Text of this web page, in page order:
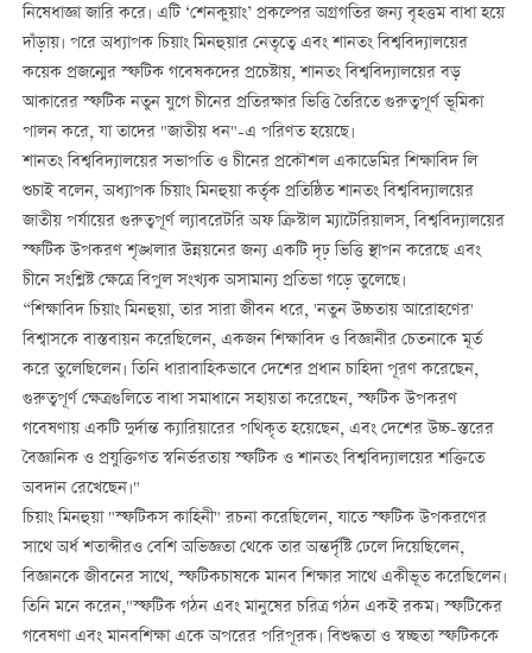
নিষেধাজ্ঞা জারি করে। এটি ‘শেনকুয়াং’ প্রকল্পের অগ্রগতির জন্য বৃহত্তম বাধা হয়ে
দাঁড়ায়। পরে অধ্যাপক চিয়াং মিনহুয়ার নেতৃত্বে এবং শানতং বিশ্ববিদ্যালয়ের
কয়েক প্রজন্মের স্ফটিক গবেষকদের প্রচেষ্টায়, শানতং বিশ্ববিদ্যালয়ের বড়
আকারের স্ফটিক নতুন যুগে চীনের প্রতিরক্ষার ভিত্তি তৈরিতে গুরুত্বপূর্ণ ভূমিকা
পালন করে, যা তাদের "জাতীয় ধন"-এ পরিণত হয়েছে।
শানতং বিশ্ববিদ্যালয়ের সভাপতি ও চীনের প্রকৌশল একাডেমির শিক্ষাবিদ লি
শুচাই বলেন, অধ্যাপক চিয়াং মিনহুয়া কর্তৃক প্রতিষ্ঠিত শানতং বিশ্ববিদ্যালয়ের
জাতীয় পর্যায়ের গুরুত্বপূর্ণ ল্যাবরেটরি অফ ক্রিস্টাল ম্যাটেরিয়ালস, বিশ্ববিদ্যালয়ের
স্ফটিক উপকরণ শৃঙ্খলার উন্নয়নের জন্য একটি দৃঢ় ভিত্তি স্থাপন করেছে এবং
চীনে সংশ্লিষ্ট ক্ষেত্রে বিপুল সংখ্যক অসামান্য প্রতিভা গড়ে তুলেছে।
“শিক্ষাবিদ চিয়াং মিনহুয়া, তার সারা জীবন ধরে, 'নতুন উচ্চতায় আরোহণের'
বিশ্বাসকে বাস্তবায়ন করেছিলেন, একজন শিক্ষাবিদ ও বিজ্ঞানীর চেতনাকে মূর্ত
করে তুলেছিলেন। তিনি ধারাবাহিকভাবে দেশের প্রধান চাহিদা পূরণ করেছেন,
গুরুত্বপূর্ণ ক্ষেত্রগুলিতে বাধা সমাধানে সহায়তা করেছেন, স্ফটিক উপকরণ
গবেষণায় একটি দুর্দান্ত ক্যারিয়ারের পথিকৃত হয়েছেন, এবং দেশের উচ্চ-স্তরের
বৈজ্ঞানিক ও প্রযুক্তিগত স্বনির্ভরতায় স্ফটিক ও শানতং বিশ্ববিদ্যালয়ের শক্তিতে
অবদান রেখেছেন।"
চিয়াং মিনহুয়া "স্ফটিকস কাহিনী" রচনা করেছিলেন, যাতে স্ফটিক উপকরণের
সাথে অর্ধ শতাব্দীরও বেশি অভিজ্ঞতা থেকে তার অন্তর্দৃষ্টি ঢেলে দিয়েছিলেন,
বিজ্ঞানকে জীবনের সাথে, স্ফটিকচাষকে মানব শিক্ষার সাথে একীভূত করেছিলেন।
তিনি মনে করেন,"স্ফটিক গঠন এবং মানুষের চরিত্র গঠন একই রকম। স্ফটিকের
গবেষণা এবং মানবশিক্ষা একে অপরের পরিপূরক। বিশুদ্ধতা ও স্বচ্ছতা স্ফটিককে